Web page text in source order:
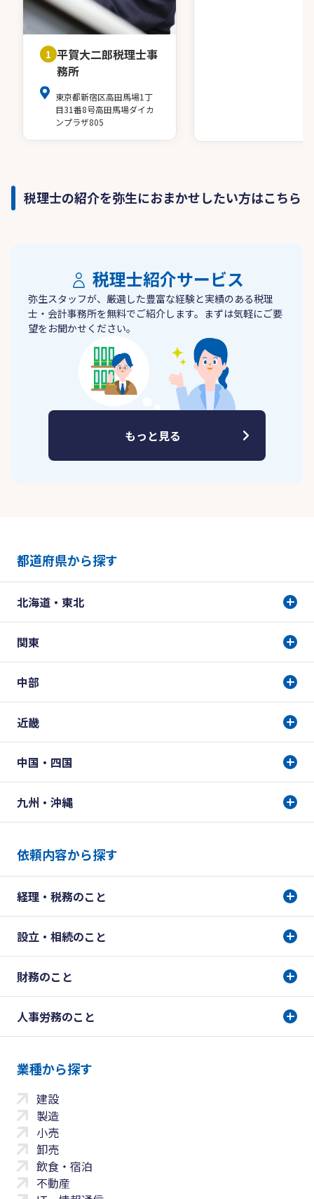
1 平賀大二郎税理士事
務所
東京都新宿区高田馬場1丁
目31番8号高田馬場ダイカ
ンプラザ805
税理士の紹介を弥生におまかせしたい方はこちら
税理士紹介サービス
弥生スタッフが、厳選した豊富な経験と実績のある税理
士・会計事務所を無料でご紹介します。まずは気軽にご要
望をお聞かせください。
もっと見る
都道府県から探す
北海道・東北
関東
中部
近畿
中国・四国
九州・沖縄
依頼内容から探す
経理・税務のこと
設立・相続のこと
財務のこと
人事労務のこと
業種から探す
建設
製造
小売
卸売
飲食・宿泊
不動産